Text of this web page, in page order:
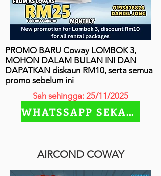
PROMO BARU Coway LOMBOK 3,
MOHON DALAM BULAN INI DAN
DAPATKAN diskaun RM10, serta semua
promo sebelum ini
Sah sehingga: 25/11/2025
WHATSSAPP SEKARANG
AIRCOND COWAY